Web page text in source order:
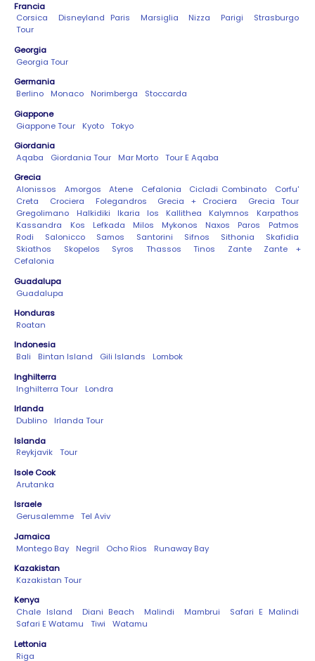
Francia
Corsica
Disneyland Paris Marsiglia Nizza Parigi
Strasburgo
Tour
Georgia
Georgia Tour
Germania
Berlino
Monaco Norimberga
Stoccarda
Giappone
Giappone Tour
Kyoto
Tokyo
Giordania
Aqaba
Giordania Tour Mar Morto
Tour E Aqaba
Grecia
Alonissos
Amorgos Atene Cefalonia Cicladi Combinato
Corfu'
Creta
Crociera Folegandros Grecia + Crociera
Grecia Tour
Gregolimano
Halkidiki Ikaria Ios Kallithea Kalymnos
Karpathos
Kassandra
Kos Lefkada Milos Mykonos Naxos Paros
Patmos
Rodi
Salonicco Samos Santorini Sifnos Sithonia
Skafidia
Skiathos
Skopelos Syros Thassos Tinos Zante
Zante +
Cefalonia
Guadalupa
Guadalupa
Honduras
Roatan
Indonesia
Bali
Bintan Island Gili Islands
Lombok
Inghilterra
Inghilterra Tour
Londra
Irlanda
Dublino
Irlanda Tour
Islanda
Reykjavik
Tour
Isole Cook
Arutanka
Israele
Gerusalemme
Tel Aviv
Jamaica
Montego Bay
Negril Ocho Rios
Runaway Bay
Kazakistan
Kazakistan Tour
Kenya
Chale Island
Diani Beach Malindi Mambrui
Safari E Malindi
Safari E Watamu
Tiwi
Watamu
Lettonia
Riga